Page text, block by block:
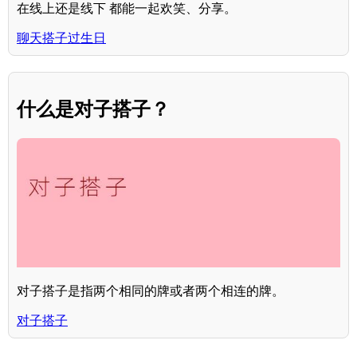
在线上还是线下 都能一起欢笑、分享。
聊天搭子过生日
什么是对子搭子？
对子搭子是指两个相同的牌或者两个相连的牌。
对子搭子